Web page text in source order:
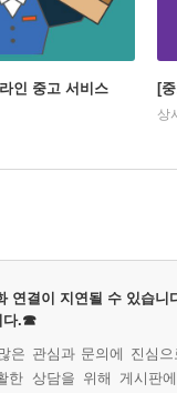
인 중고 서비스 [
상
결이 지연될 수 있습니
다.☎
은 관심과 문의에 진심
한 상담을 위해 게시판